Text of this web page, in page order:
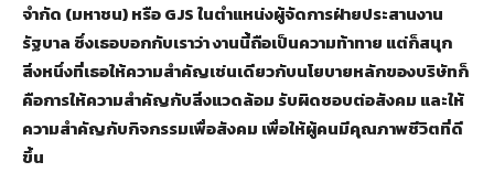
จำกัด (มหาชน) หรือ GJS ในตำแหน่งผู้จัดการฝ่ายประสานงาน
รัฐบาล ซึ่งเธอบอกกับเราว่า งานนี้ถือเป็นความท้าทาย แต่ก็สนุก
สิ่งหนึ่งที่เธอให้ความสำคัญเช่นเดียวกับนโยบายหลักของบริษัทก็
คือการให้ความสำคัญกับสิ่งแวดล้อม รับผิดชอบต่อสังคม และให้
ความสำคัญกับกิจกรรมเพื่อสังคม เพื่อให้ผู้คนมีคุณภาพชีวิตที่ดี
ขึ้น